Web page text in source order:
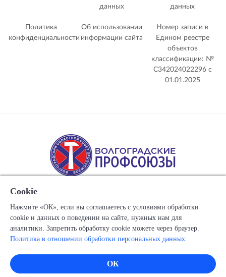
данных
данных
Политика
конфиденциальности
Об использовании
информации сайта
Номер записи в
Едином реестре
объектов
классификации: №
С342024022296 c
01.01.2025
Copyright © 1917-2025 Союз организаций профсоюзов
"Волгоградский областной Совет профессиональных
Все права защищены.
Cookie
Нажмите «ОК», если вы соглашаетесь с условиями обработки
cookie и данных о поведении на сайте, нужных нам для
аналитики. Запретить обработку cookie можете через браузер.
Политика в отношении обработки персональных данных.
ОК